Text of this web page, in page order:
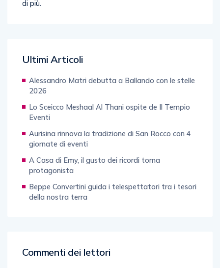
Ultimi Articoli
Alessandro Matri debutta a Ballando con le stelle
2026
Lo Sceicco Meshaal Al Thani ospite de Il Tempio
Eventi
Aurisina rinnova la tradizione di San Rocco con 4
giornate di eventi
A Casa di Emy, il gusto dei ricordi torna
protagonista
Beppe Convertini guida i telespettatori tra i tesori
della nostra terra
Commenti dei lettori